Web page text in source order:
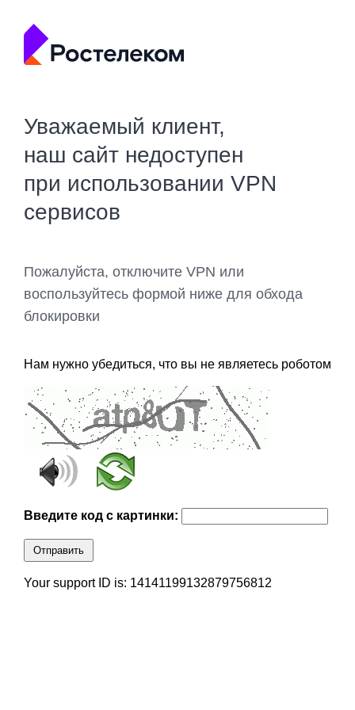
Уважаемый клиент,
наш сайт недоступен
при использовании VPN
сервисов
Пожалуйста, отключите VPN или
воспользуйтесь формой ниже для обхода
блокировки
Нам нужно убедиться, что вы не являетесь роботом
Введите код с картинки:
Отправить
Your support ID is: 14141199132879756812